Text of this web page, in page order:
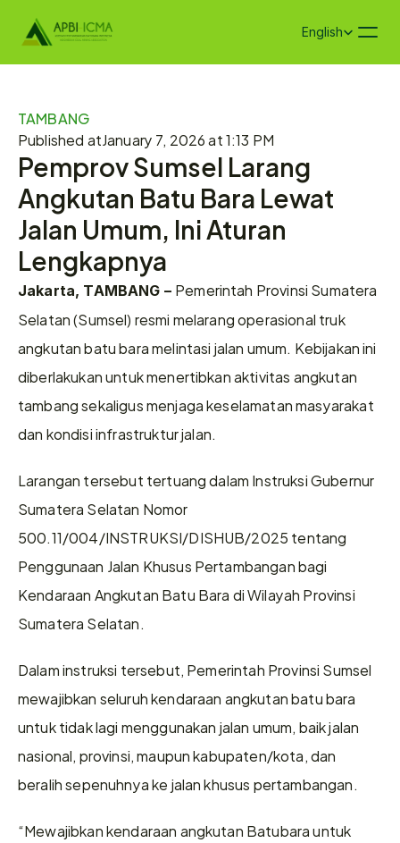
Select Language
English
TAMBANG
Published atJanuary 7, 2026 at 1:13 PM
Pemprov Sumsel Larang
Angkutan Batu Bara Lewat
Jalan Umum, Ini Aturan
Lengkapnya
Jakarta, TAMBANG – Pemerintah Provinsi Sumatera
Selatan (Sumsel) resmi melarang operasional truk
angkutan batu bara melintasi jalan umum. Kebijakan ini
diberlakukan untuk menertibkan aktivitas angkutan
tambang sekaligus menjaga keselamatan masyarakat
dan kondisi infrastruktur jalan.
Larangan tersebut tertuang dalam Instruksi Gubernur
Sumatera Selatan Nomor
500.11/004/INSTRUKSI/DISHUB/2025 tentang
Penggunaan Jalan Khusus Pertambangan bagi
Kendaraan Angkutan Batu Bara di Wilayah Provinsi
Sumatera Selatan.
Dalam instruksi tersebut, Pemerintah Provinsi Sumsel
mewajibkan seluruh kendaraan angkutan batu bara
untuk tidak lagi menggunakan jalan umum, baik jalan
nasional, provinsi, maupun kabupaten/kota, dan
beralih sepenuhnya ke jalan khusus pertambangan.
“Mewajibkan kendaraan angkutan Batubara untuk